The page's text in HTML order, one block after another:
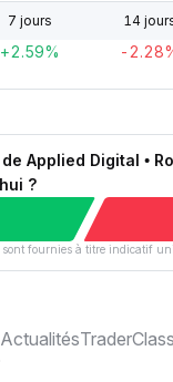
7 jours 14
+2.59% -
Applied Digital •
?
sont fournies à titre indicatif
ActualitésTrader